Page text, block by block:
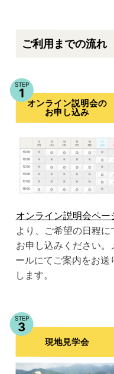
ご利用までの流れ
STEP
1
オンライン説明会の
お申し込み
オンライン説明会ペー
より、ご希望の日程に
お申し込みください。
ールにてご案内をお送
します。
STEP
3
現地見学会